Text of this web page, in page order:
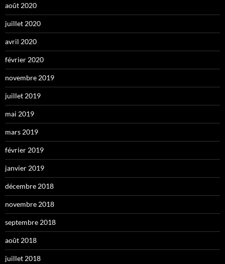
août 2020
juillet 2020
avril 2020
février 2020
novembre 2019
juillet 2019
mai 2019
mars 2019
février 2019
janvier 2019
décembre 2018
novembre 2018
septembre 2018
août 2018
juillet 2018